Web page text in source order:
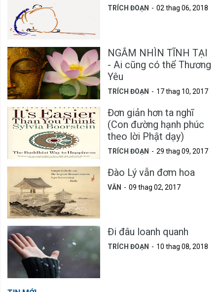
TRÍCH ĐOẠN 02 thag 06, 2018
NGẮM NHÌN TĨNH TẠI
- Ai cũng có thể Thương
Yêu
TRÍCH ĐOẠN 17 thag 10, 2017
Đơn giản hơn ta nghĩ
(Con đường hạnh phúc
theo lời Phật dạy)
TRÍCH ĐOẠN 29 thag 09, 2017
Đào Lý vẫn đơm hoa
VĂN 09 thag 02, 2017
Đi đâu loanh quanh
TRÍCH ĐOẠN 10 thag 08, 2018